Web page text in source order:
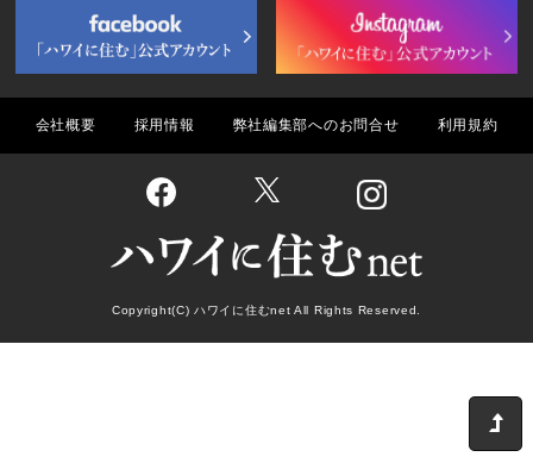
会社概要 採用情報 弊社編集部へのお問合せ 利用規約
Copyright(C) ハワイに住むnet All Rights Reserved.